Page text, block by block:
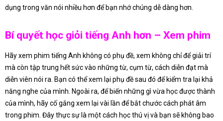
dụng trong văn nói nhiều hơn để bạn nhớ chúng dễ dàng hơn.
Bí quyết học giỏi tiếng Anh hơn – Xem phim
Hãy xem phim tiếng Anh không có phụ đề, xem không chỉ để giải trí
mà còn tập trung hết sức vào những từ, cụm từ, cách diễn đạt mà
diễn viên nói ra. Bạn có thể xem lại phụ đề sau đó để kiểm tra lại khả
năng nghe của mình. Ngoài ra, để biến những gì vừa học được thành
của mình, hãy cố gắng xem lại vài lần để bắt chước cách phát âm
trong phim. Đây thực sự là một cách học thú vị và bạn sẽ không bao